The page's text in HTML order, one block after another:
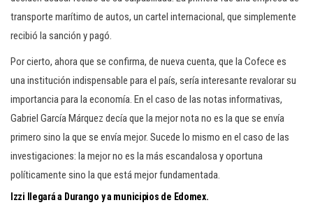
transporte marítimo de autos, un cartel internacional, que simplemente
recibió la sanción y pagó.
Por cierto, ahora que se confirma, de nueva cuenta, que la Cofece es
una institución indispensable para el país, sería interesante revalorar su
importancia para la economía. En el caso de las notas informativas,
Gabriel García Márquez decía que la mejor nota no es la que se envía
primero sino la que se envía mejor. Sucede lo mismo en el caso de las
investigaciones: la mejor no es la más escandalosa y oportuna
políticamente sino la que está mejor fundamentada.
Izzi llegará a Durango y a municipios de Edomex.